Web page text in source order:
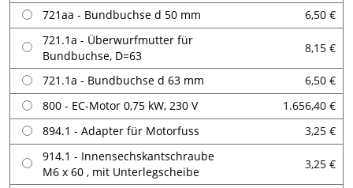
721aa - Bundbuchse d 50 mm
6,50 €
721.1a - Überwurfmutter für
Bundbuchse, D=63
8,15 €
721.1a - Bundbuchse d 63 mm
6,50 €
800 - EC-Motor 0,75 kW, 230 V
1.656,40 €
894.1 - Adapter für Motorfuss
3,25 €
914.1 - Innensechskantschraube
M6 x 60 , mit Unterlegscheibe
3,25 €